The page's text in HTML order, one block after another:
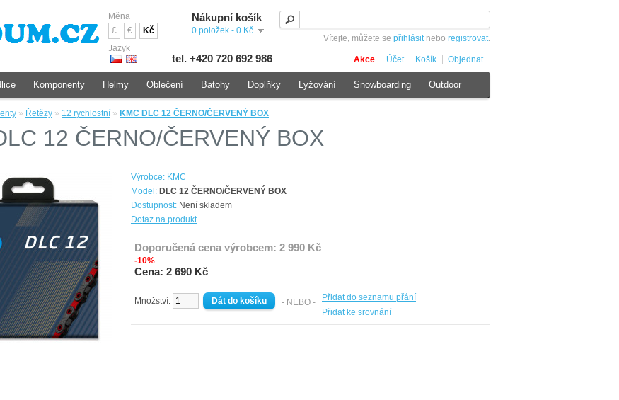
Jazyk
Měna
£
€ Kč
Nákupní košík
0 položek - 0 Kč
Vítejte, můžete se přihlásitnebo registrovat.
tel. +420 720 692 986 Akce Účet Košík Objednat
» Řetězy » 12 rychlostní » KMC DLC 12 ČERNO/ČERVENÝ BOX
12 ČERNO/ČERVENÝ BOX
Výrobce: KMC
Model: DLC 12 ČERNO/ČERVENÝ BOX
Dostupnost: Není skladem
Dotaz na produkt
Doporučená cena výrobcem: 2 990 Kč
-10%
Cena: 2 690 Kč
Množství: - NEBO -
Přidat do seznamu přání
Přidat ke srovnání
Komponenty Helmy Oblečení Batohy Doplňky Lyžování Snowboarding Outdoor